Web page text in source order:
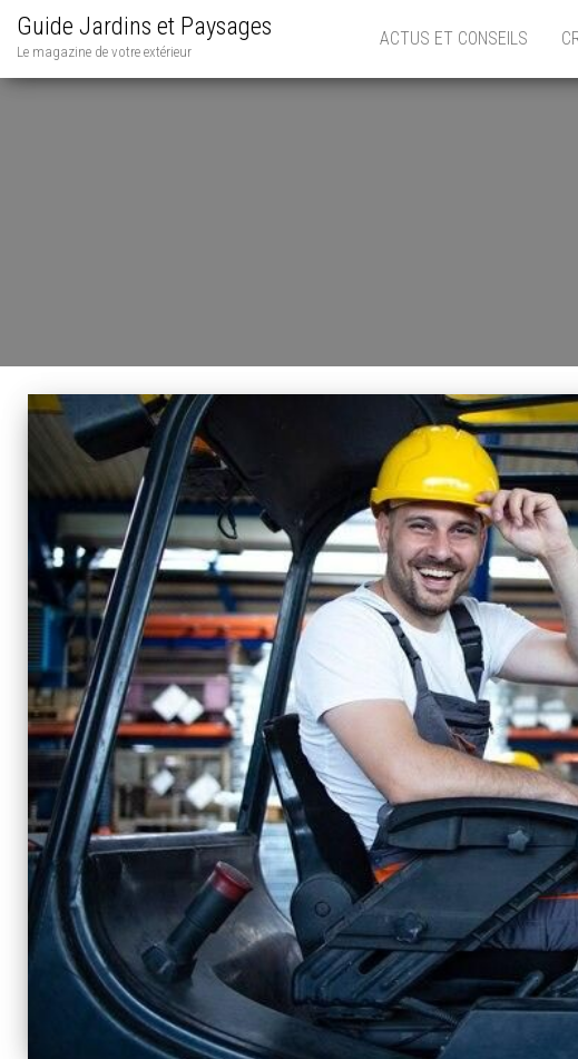
Guide Jardins et Paysages
Le magazine de votre extérieur
ACTUS ET CONSEILS